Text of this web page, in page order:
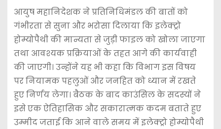
आयुष महानिदेशक ने प्रतिनिधिमंडल की बातों को
गंभीरता से सुना और भरोसा दिलाया कि इलेक्ट्रो
होम्योपैथी की मान्यता से जुड़ी फाइल को खोला जाएगा
तथा आवश्यक प्रक्रियाओं के तहत आगे की कार्यवाही
की जाएगी। उन्होंने यह भी कहा कि विभाग इस विषय
पर नियामक पहलुओं और जनहित को ध्यान में रखते
हुए निर्णय लेगा। बैठक के बाद काउंसिल के सदस्यों ने
इसे एक ऐतिहासिक और सकारात्मक कदम बताते हुए
उम्मीद जताई कि आने वाले समय में इलेक्ट्रो होम्योपैथी